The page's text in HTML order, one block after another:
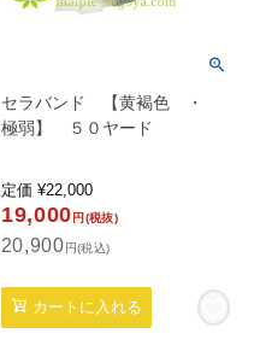
セラバンド 【黄褐色 ・
極弱】 ５０ヤード
定価 ¥22,000
19,000 円(税抜)
20,900 円(税込)
カートに入れる